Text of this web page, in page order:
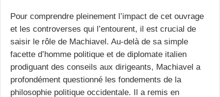
Pour comprendre pleinement l’impact de cet ouvrage
et les controverses qui l’entourent, il est crucial de
saisir le rôle de Machiavel. Au-delà de sa simple
facette d’homme politique et de diplomate italien
prodiguant des conseils aux dirigeants, Machiavel a
profondément questionné les fondements de la
philosophie politique occidentale. Il a remis en